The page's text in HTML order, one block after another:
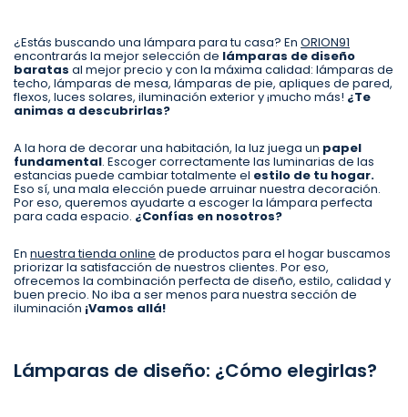
¿Estás buscando una lámpara para tu casa? En ORION91
encontrarás la mejor selección de lámparas de diseño
baratas al mejor precio y con la máxima calidad: lámparas de
techo, lámparas de mesa, lámparas de pie, apliques de pared,
flexos, luces solares, iluminación exterior y ¡mucho más! ¿Te
animas a descubrirlas?
A la hora de decorar una habitación, la luz juega un papel
fundamental. Escoger correctamente las luminarias de las
estancias puede cambiar totalmente el estilo de tu hogar.
Eso sí, una mala elección puede arruinar nuestra decoración.
Por eso, queremos ayudarte a escoger la lámpara perfecta
para cada espacio. ¿Confías en nosotros?
En nuestra tienda online de productos para el hogar buscamos
priorizar la satisfacción de nuestros clientes. Por eso,
ofrecemos la combinación perfecta de diseño, estilo, calidad y
buen precio. No iba a ser menos para nuestra sección de
iluminación ¡Vamos allá!
Lámparas de diseño: ¿Cómo elegirlas?